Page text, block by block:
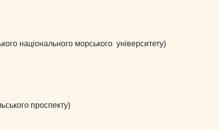
національного морського університету)
проспекту)